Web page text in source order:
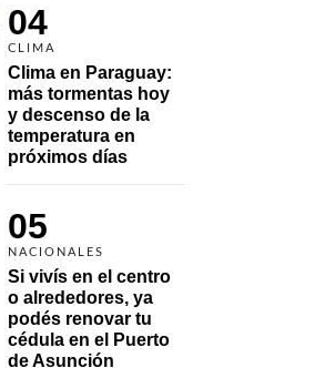
04
CLIMA
Clima en Paraguay:
más tormentas hoy
y descenso de la
temperatura en
próximos días
05
NACIONALES
Si vivís en el centro
o alrededores, ya
podés renovar tu
cédula en el Puerto
de Asunción